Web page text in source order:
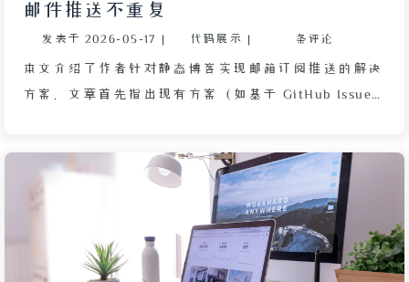
邮件推送不重复
发表于 2026-05-17 | 代码展示 | 条评论
本文介绍了作者针对静态博客实现邮箱订阅推送的解决
方案。文章首先指出现有方案（如基于 GitHub Issues
已推送文章链接，从而避免重复。作者详细说明了整体
流程：通过定时触发 Actions，运行 Python 脚本抓取
博客 RSS 地址中的最新文章，解析标题、摘要和链
接，并与缓存文件比对，若为新文章则生成 HTML 邮
件，并通过 SMTP 协议密送订阅者。所有敏感配置（如